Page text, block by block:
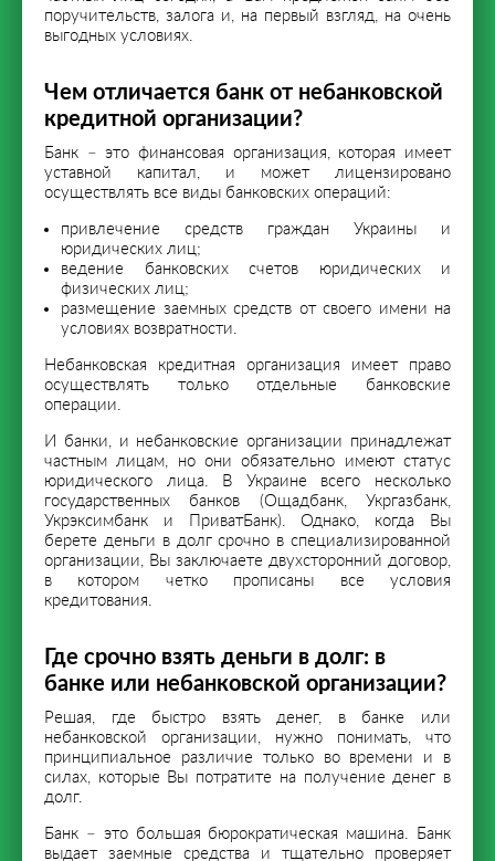
поручительств, залога и, на первый взгляд, на очень
выгодных условиях.
Чем отличается банк от небанковской
кредитной организации?
Банк – это финансовая организация, которая имеет
уставной капитал, и может лицензировано
осуществлять все виды банковских операций:
привлечение средств граждан Украины и
юридических лиц;
ведение банковских счетов юридических и
физических лиц;
размещение заемных средств от своего имени на
условиях возвратности.
Небанковская кредитная организация имеет право
осуществлять только отдельные банковские
операции.
И банки, и небанковские организации принадлежат
частным лицам, но они обязательно имеют статус
юридического лица. В Украине всего несколько
государственных банков (Ощадбанк, Укргазбанк,
Укрэксимбанк и ПриватБанк). Однако, когда Вы
берете деньги в долг срочно в специализированной
организации, Вы заключаете двухсторонний договор,
в котором четко прописаны все условия
кредитования.
Где срочно взять деньги в долг: в
банке или небанковской организации?
Решая, где быстро взять денег, в банке или
небанковской организации, нужно понимать, что
принципиальное различие только во времени и в
силах, которые Вы потратите на получение денег в
долг.
Банк – это большая бюрократическая машина. Банк
выдает заемные средства и тщательно проверяет